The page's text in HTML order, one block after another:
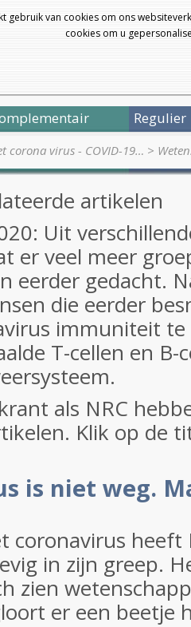
gebruik van cookies om ons
cookies om u
Regulier
corona virus - COVID-19… >
artikelen
Uit
er veel meer
eerder gedacht.
die eerder
immuniteit
T-cellen en B-
als NRC
Klik op de
is niet weg.
coronavirus
in zijn greep.
zien
er een beetje